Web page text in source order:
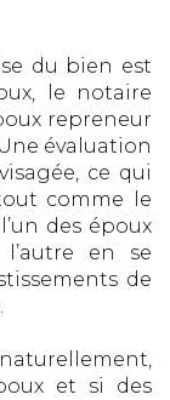
du bien est
le notaire
repreneur
évaluation
ce qui
comme le
des époux
en se
de
et si des